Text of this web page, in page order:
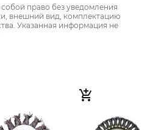
право без уведомления
внешний вид, комплектацию
Указанная информация не